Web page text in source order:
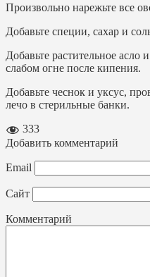
Произвольно нарежьте все
Добавьте специи, сахар и
Добавьте растительное асло
слабом огне после кипения.
Добавьте чеснок и уксус,
лечо в стерильные банки.
333
Добавить комментарий
Email
Сайт
Комментарий